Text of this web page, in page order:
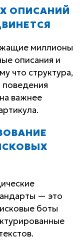
ОПИСАНИЙ
миллионы
описания и
что структура,
поведения
важнее
— это
боты